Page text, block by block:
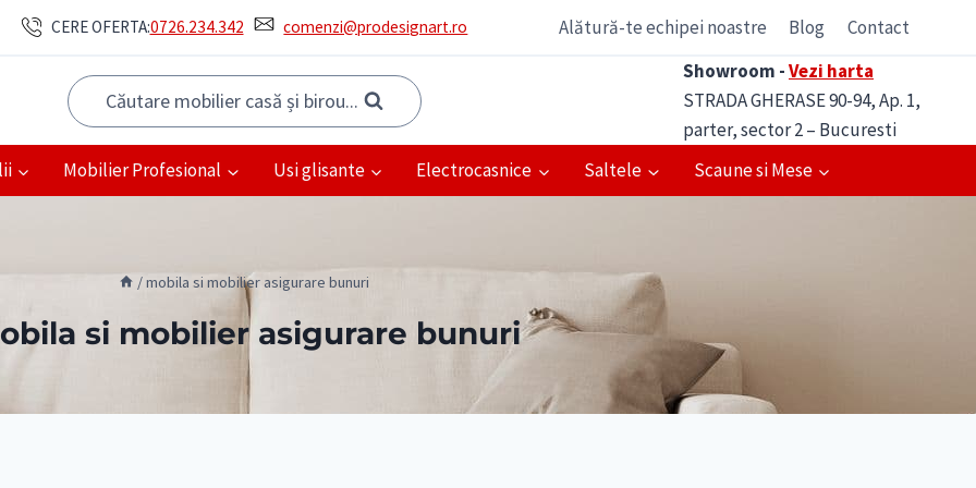
CERE OFERTA:0726.234.342 comenzi@prodesignart.ro Alătură-te echipei noastre Blog Contact
Căutare mobilier casă și birou...
Showroom -Vezi harta
STRADA GHERASE 90-94, Ap. 1,
parter, sector 2 – Bucuresti
Mobilier Profesional Usi glisante Electrocasnice Saltele Scaune si Mese
/mobila si mobilier asigurare bunuri
si mobilier asigurare bunuri